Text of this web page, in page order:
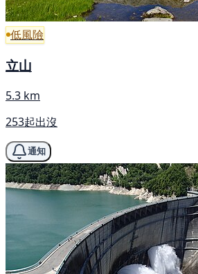
低風險
立山
5.3 km
253起出沒
通知